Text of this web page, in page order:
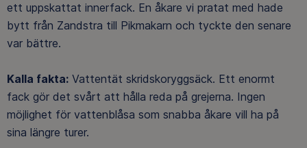
ett uppskattat innerfack. En åkare vi pratat med hade
bytt från Zandstra till Pikmakarn och tyckte den senare
var bättre.
Kalla fakta: Vattentät skridskoryggsäck. Ett enormt
fack gör det svårt att hålla reda på grejerna. Ingen
möjlighet för vattenblåsa som snabba åkare vill ha på
sina längre turer.